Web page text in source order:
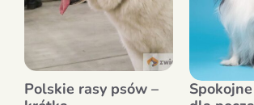
Polskie rasy psów –